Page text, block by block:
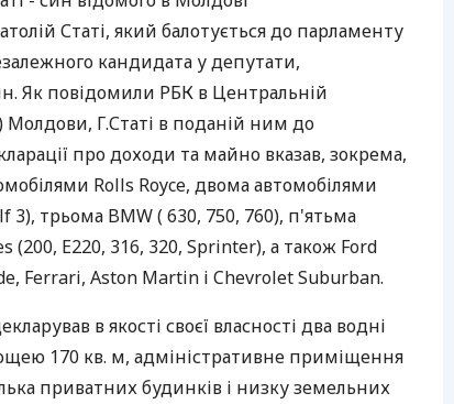
РЕЙТИНГ ДЕБЕТОВИХ
КАРТОК
ЩОМІСЯЧНИЙ ОГЛЯД
КЕШБЕКУ
ПУТІВНИКИ ПО
БАНКІВСЬКИХ КАРТКАХ
Статі, який балотується до парламенту
кандидата у депутати,
Як повідомили РБК в Центральній
Молдови, Г.Статі в поданій ним до
про доходи та майно вказав, зокрема,
Rolls Royce, двома автомобілями
3), трьома BMW ( 630, 750, 760), п'ятьма
(200, E220, 316, 320, Sprinter), а також Ford
Ferrari, Aston Martin і Chevrolet Suburban.
в якості своєї власності два водні
170 кв. м, адміністративне приміщення
приватних будинків і низку земельних